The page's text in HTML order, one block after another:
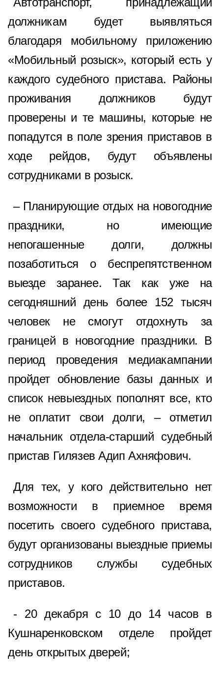
должникам будет выявляться
благодаря мобильному приложению
«Мобильный розыск», который есть у
каждого судебного пристава. Районы
проживания должников будут
проверены и те машины, которые не
попадутся в поле зрения приставов в
ходе рейдов, будут объявлены
сотрудниками в розыск.
– Планирующие отдых на новогодние
праздники, но имеющие
непогашенные долги, должны
позаботиться о беспрепятственном
выезде заранее. Так как уже на
сегодняшний день более 152 тысяч
человек не смогут отдохнуть за
границей в новогодние праздники. В
период проведения медиакампании
пройдет обновление базы данных и
список невыездных пополнят все, кто
не оплатит свои долги, – отметил
начальник отдела-старший судебный
пристав Гилязев Адип Ахняфович.
Для тех, у кого действительно нет
возможности в приемное время
посетить своего судебного пристава,
будут организованы выездные приемы
сотрудников службы судебных
приставов.
- 20 декабря с 10 до 14 часов в
Кушнаренковском отделе пройдет
день открытых дверей;